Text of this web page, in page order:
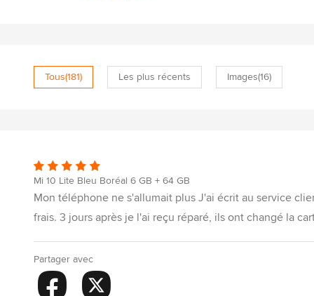
Tous(181) Les plus récents Images(16)
Mi 10 Lite Bleu Boréal 6 GB + 64 GB
Mon téléphone ne s'allumait plus J'ai écrit au service
frais. 3 jours après je l'ai reçu réparé, ils ont changé la
Partager avec